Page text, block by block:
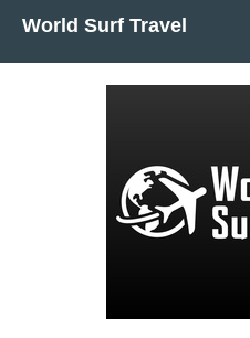
World Surf Travel